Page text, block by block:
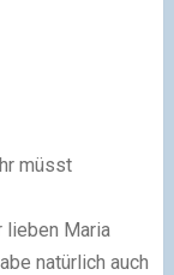
müsst
lieben Maria
natürlich auch